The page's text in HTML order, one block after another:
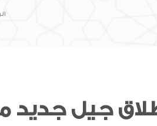
جيل جديد
سوق دبي
هيئة